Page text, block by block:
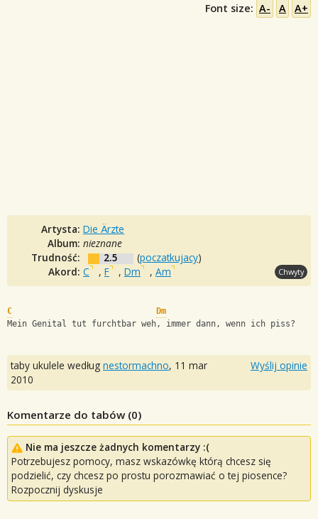
Font size: A- A A+
Artysta: Die Ärzte
Album: nieznane
Trudność:
2.5 (poczatkujacy)
Akord: C , F , Dm , Am Chwyty
C
Dm
Mein Genital tut furchtbar weh, immer dann, wenn ich piss?
taby ukulele według nestormachno, 11 mar
2010
Wyślij opinie
Komentarze do tabów (0)
Nie ma jeszcze żadnych komentarzy :(
Potrzebujesz pomocy, masz wskazówkę którą chcesz się
podzielić, czy chcesz po prostu porozmawiać o tej piosence?
Rozpocznij dyskusje